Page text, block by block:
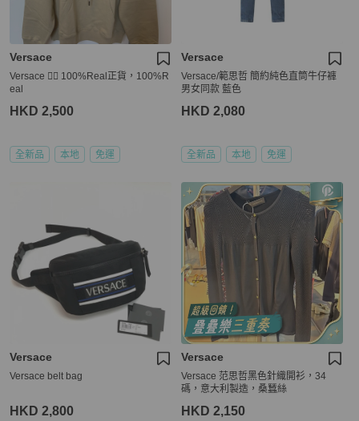
Versace
Versace 👍🏻 100%Real正貨，100%R
eal
HKD 2,500
全新品 本地 免運
Versace
Versace/範思哲 簡約純色直筒牛仔褲
男女同款 藍色
HKD 2,080
全新品 本地 免運
Versace
Versace belt bag
HKD 2,800
Versace
Versace 范思哲黑色針織開衫，34
碼，意大利製造，桑蠶絲
HKD 2,150